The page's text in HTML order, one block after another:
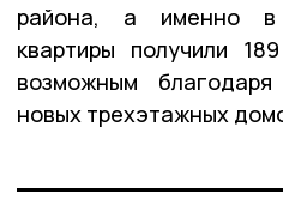
района, а именно в
квартиры получили
возможным
новых трехэтажных